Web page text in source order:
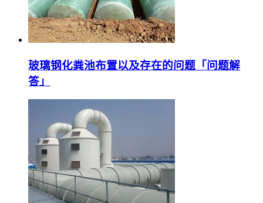
玻璃钢化粪池布置以及存在的问题「问题解
答」